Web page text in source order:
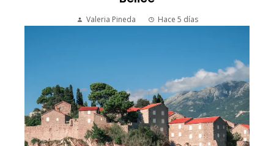
Valeria Pineda Hace 5 días